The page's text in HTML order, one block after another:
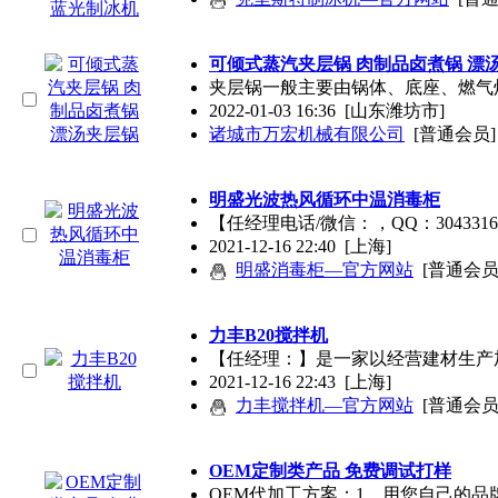
可倾式蒸汽夹层锅 肉制品卤煮锅 漂
夹层锅一般主要由锅体、底座、燃
2022-01-03 16:36 [山东潍坊市]
诸城市万宏机械有限公司
[普通会员]
明盛光波热风循环中温消毒柜
【任经理电话/微信：，QQ：
2021-12-16 22:40 [上海]
明盛消毒柜—官方网站 [普通会
力丰B20搅拌机
【任经理：】是一家以经营建材生
2021-12-16 22:43 [上海]
力丰搅拌机—官方网站 [普通会
OEM定制类产品 免费调试打样
OEM代加工方案：1、用您自己的